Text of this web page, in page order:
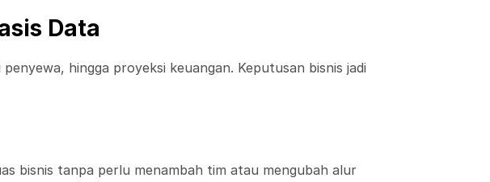
Data
hingga proyeksi keuangan. Keputusan bisnis jadi
bisnis tanpa perlu menambah tim atau mengubah alur